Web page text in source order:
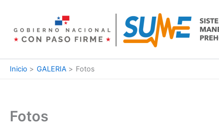
contenido
Inicio GALERIA Fotos
Fotos